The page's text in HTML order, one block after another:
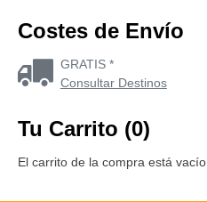
Costes de Envío
GRATIS *
Consultar Destinos
Tu Carrito (0)
El carrito de la compra está vacío